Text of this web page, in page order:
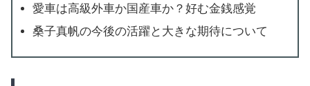
愛車は高級外車か国産車か？好む金銭感覚
桑子真帆の今後の活躍と大きな期待について